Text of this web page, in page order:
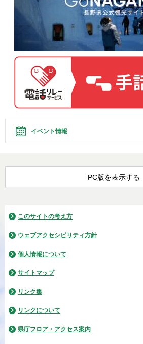
イベント情報
PC版を表示する
このサイトの考え方
ウェブアクセシビリティ方針
個人情報について
サイトマップ
リンク集
リンクについて
県庁フロア・アクセス案内